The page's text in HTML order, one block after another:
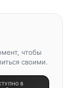
чтобы
своими.
В